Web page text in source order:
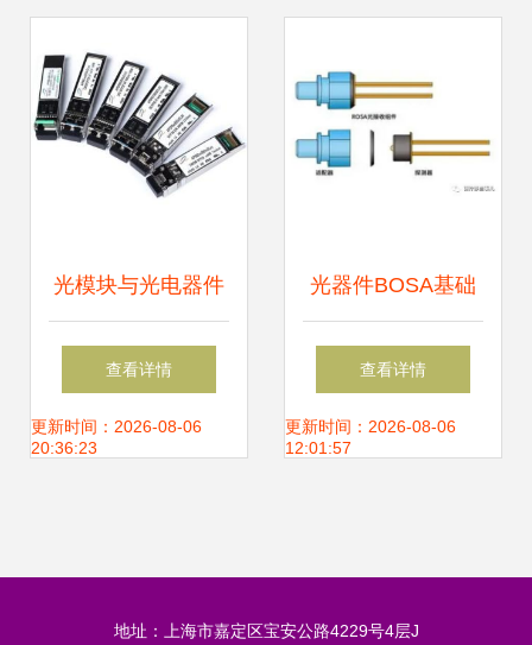
光模块与光电器件
构筑现代光通信的
基石
查看详情
更新时间：2026-08-06
20:36:23
光器件BOSA基础
知识 从BOSA到光
电器件的核心解析
查看详情
更新时间：2026-08-06
12:01:57
地址：上海市嘉定区宝安公路4229号4层J